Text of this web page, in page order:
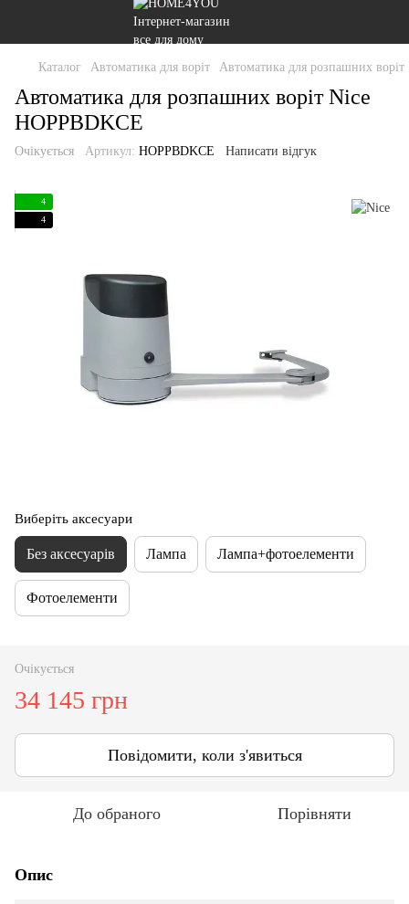
Каталог Автоматика для воріт Автоматика для розпашних воріт
Автоматика для розпашних воріт Nice
HOPPBDKCE
Очікується Артикул: HOPPBDKCE Написати відгук
4
4
Виберіть аксесуари
Без аксесуарів Лампа Лампа+фотоелементи
Фотоелементи
Очікується
34 145 грн
Повідомити, коли з'явиться
До обраного Порівняти
Опис